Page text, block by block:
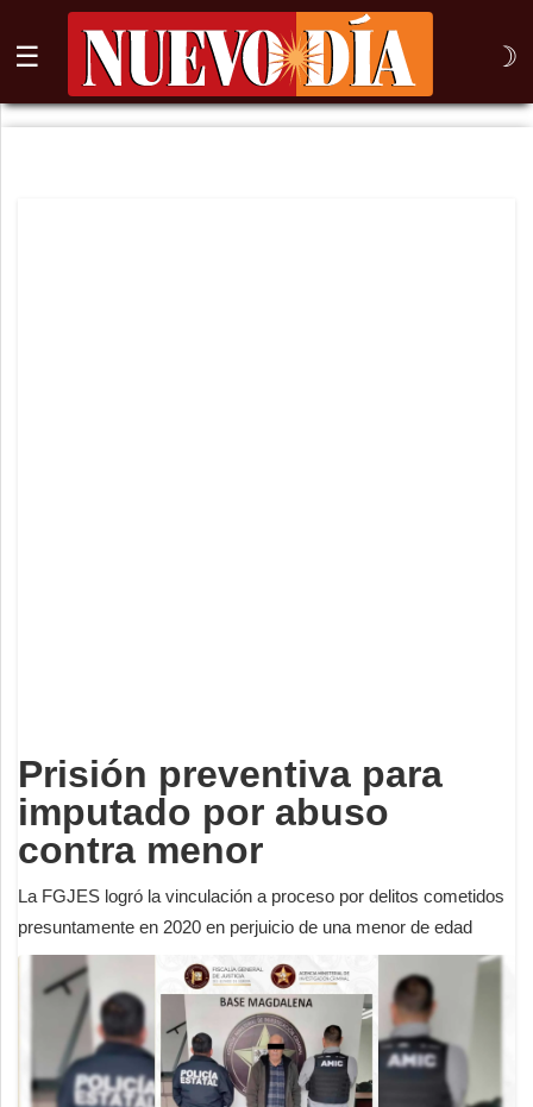
☰ ☽
⌕
Prisión preventiva para
imputado por abuso
contra menor
La FGJES logró la vinculación a proceso por delitos cometidos
presuntamente en 2020 en perjuicio de una menor de edad